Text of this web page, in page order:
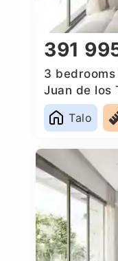
391
3
Juan de los
Talo